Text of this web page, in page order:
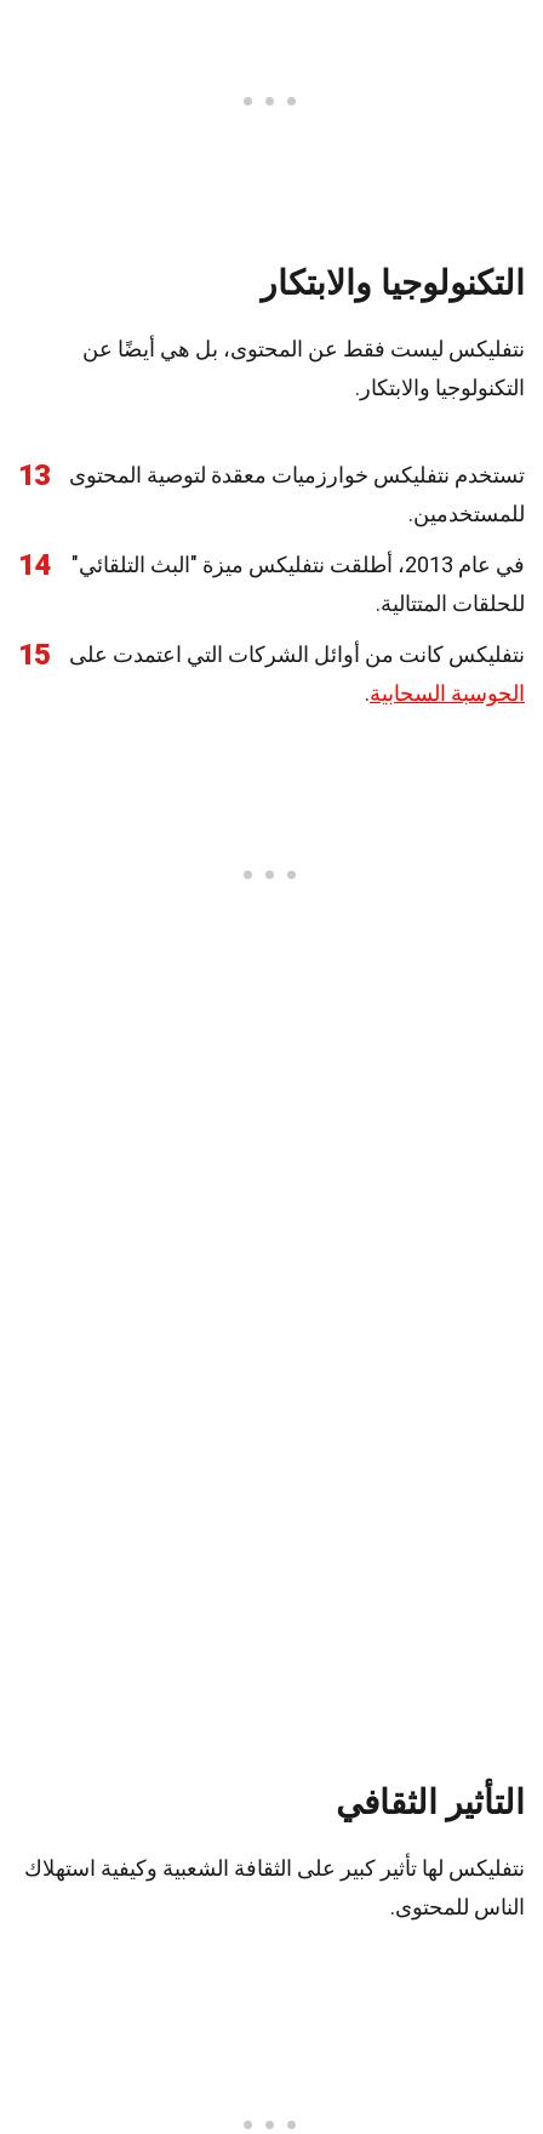
التكنولوجيا والابتكار
نتفليكس ليست فقط عن المحتوى، بل هي أيضًا عن
التكنولوجيا والابتكار.
13
تستخدم نتفليكس خوارزميات معقدة لتوصية المحتوى
للمستخدمين.
14
في عام 2013، أطلقت نتفليكس ميزة "البث التلقائي"
للحلقات المتتالية.
15
نتفليكس كانت من أوائل الشركات التي اعتمدت على
الحوسبة السحابية.
التأثير الثقافي
نتفليكس لها تأثير كبير على الثقافة الشعبية وكيفية استهلاك
الناس للمحتوى.